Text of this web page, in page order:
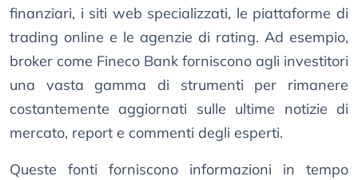
finanziari, i siti web specializzati, le piattaforme di
trading online e le agenzie di rating. Ad esempio,
broker come Fineco Bank forniscono agli investitori
una vasta gamma di strumenti per rimanere
costantemente aggiornati sulle ultime notizie di
mercato, report e commenti degli esperti.
Queste fonti forniscono informazioni in tempo